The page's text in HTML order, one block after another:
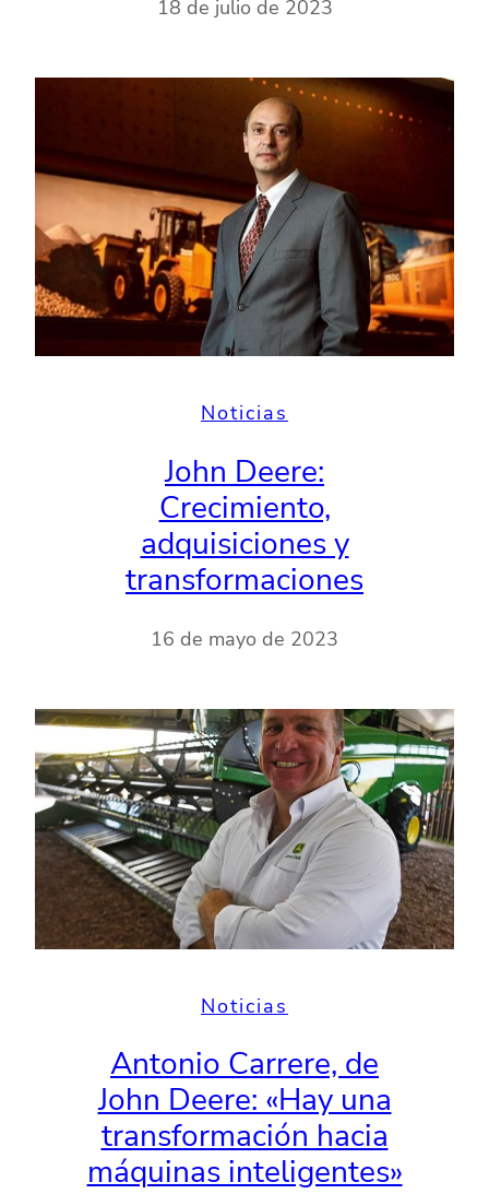
18 de julio de 2023
Noticias
John Deere:
Crecimiento,
adquisiciones y
transformaciones
16 de mayo de 2023
Noticias
Antonio Carrere, de
John Deere: «Hay una
transformación hacia
máquinas inteligentes»